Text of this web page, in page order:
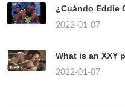
¿Cuándo Eddie
2022-01-07
What is an XXY
2022-01-07